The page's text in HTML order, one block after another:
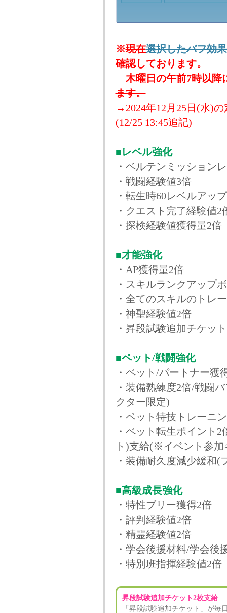
※現在選択したバフ効
確認しております。
木曜日の午前7時以降
ます。
→2024年12月25日(水)
(12/25 13:45追記)
■レベル強化
・ベルテンミッション
・戦闘経験値3倍
・転生時60レベルアップ
・クエスト完了経験値2
・探検経験値獲得量2倍
■才能強化
・AP獲得量2倍
・スキルランクアップ
・全てのスキルのトレ
・神聖経験値2倍
・昇段試験追加チケッ
■ペット/戦闘強化
・ペット/パートナー獲
・装備熟練度2倍/戦闘
クター限定)
・ペット特技トレーニ
・ペット転生ポイント
ト)支給(※イベント参
・装備耐久度減少緩和(
■高級成長強化
・特性ブリー獲得2倍
・評判経験値2倍
・精霊経験値2倍
・学会後援材料/学会後
・特別班指揮経験値2倍
昇段試験追加チケット2枚支給
「昇段試験追加チケット」が毎